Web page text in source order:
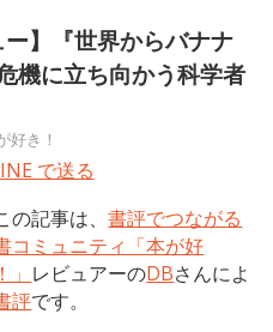
ー】『世界からバナナ
機に立ち向かう科学者
好き！
の記事は、書評でつながる
コミュニティ「本が好
」 レビュアーのDBさんによ
評です。